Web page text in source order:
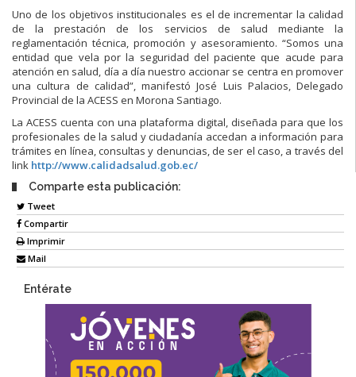
Uno de los objetivos institucionales es el de incrementar la calidad
de la prestación de los servicios de salud mediante la
reglamentación técnica, promoción y asesoramiento. “Somos una
entidad que vela por la seguridad del paciente que acude para
atención en salud, día a día nuestro accionar se centra en promover
una cultura de calidad”, manifestó José Luis Palacios, Delegado
Provincial de la ACESS en Morona Santiago.
La ACESS cuenta con una plataforma digital, diseñada para que los
profesionales de la salud y ciudadanía accedan a información para
trámites en línea, consultas y denuncias, de ser el caso, a través del
link http://www.calidadsalud.gob.ec/
Comparte esta publicación:
Tweet
Compartir
Imprimir
Mail
Entérate